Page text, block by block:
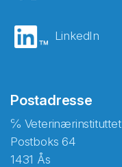
LinkedIn
Postadresse
℅ Veterinærinstituttet
Postboks 64
1431 Ås